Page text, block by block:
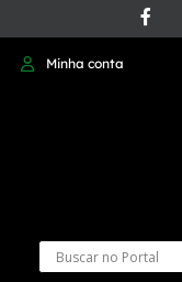
Minha conta